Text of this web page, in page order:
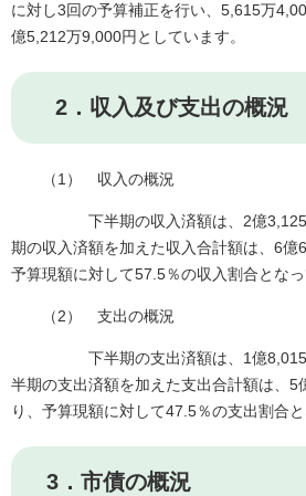
に対し3回の予算補正を行い、5,615万
億5,212万9,000円としています。
2．収入及び支出の概況
（1） 収入の概況
下半期の収入済額は、2億3,125万
期の収入済額を加えた収入合計額は、6億
予算現額に対して57.5％の収入割合となっ
（2） 支出の概況
下半期の支出済額は、1億8,015万
半期の支出済額を加えた支出合計額は、5
り、予算現額に対して47.5％の支出割合と
3．市債の概況